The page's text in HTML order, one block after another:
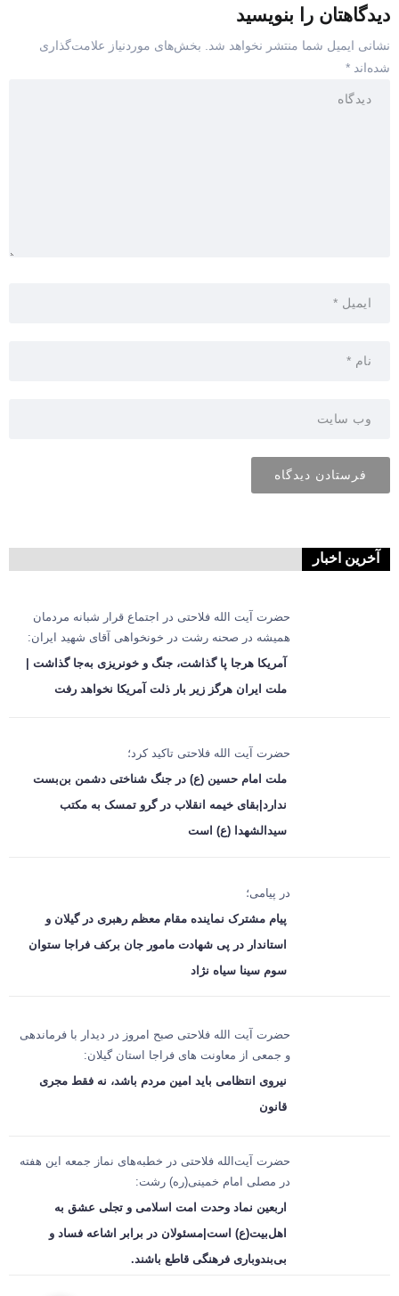
دیدگاهتان را بنویسید
نشانی ایمیل شما منتشر نخواهد شد.
بخش‌های موردنیاز علامت‌گذاری
شده‌اند *
آخرین اخبار
حضرت آیت الله فلاحتی در اجتماع قرار شبانه مردمان
همیشه در صحنه رشت در خونخواهی آقای شهید ایران:
آمریکا هرجا پا گذاشت، جنگ و خونریزی به‌جا گذاشت |
ملت ایران هرگز زیر بار ذلت آمریکا نخواهد رفت
حضرت آیت الله فلاحتی تاکید کرد؛
ملت امام حسین (ع) در جنگ شناختی دشمن بن‌بست
ندارد|بقای خیمه انقلاب در گرو تمسک به مکتب
سیدالشهدا (ع) است
در پیامی؛
پیام مشترک نماینده مقام معظم رهبری در گیلان و
استاندار در پی شهادت مامور جان برکف فراجا ستوان
سوم سینا سیاه نژاد
حضرت آیت الله فلاحتی صبح امروز در دیدار با فرماندهی
و جمعی از معاونت های فراجا استان گیلان:
نیروی انتظامی باید امین مردم باشد، نه فقط مجری
قانون
حضرت آیت‌الله فلاحتی در خطبه‌های نماز جمعه این هفته
در مصلی امام خمینی(ره) رشت:
اربعین نماد وحدت امت اسلامی و تجلی عشق به
اهل‌بیت(ع) است|مسئولان در برابر اشاعه فساد و
بی‌بندوباری فرهنگی قاطع باشند.